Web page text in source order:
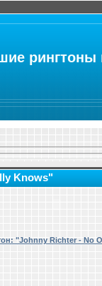
рингтоны
Knows"
"Johnny Richter - No